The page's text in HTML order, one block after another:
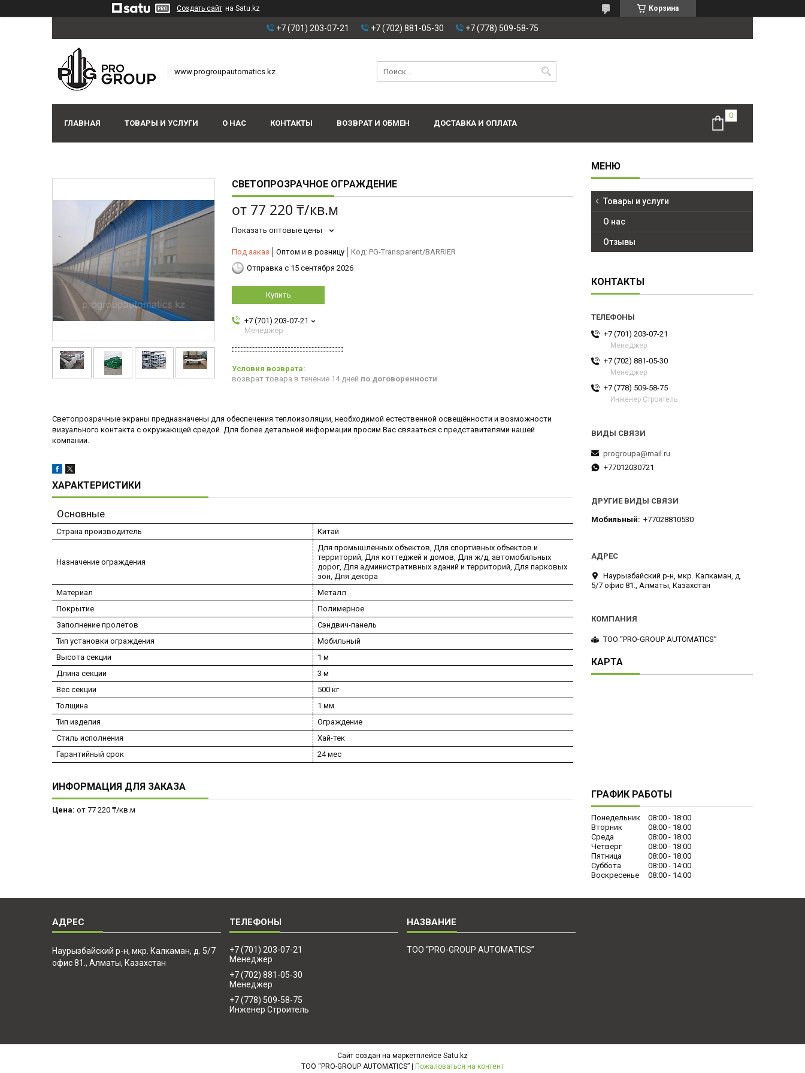
Создать сайт на Satu.kz Корзина
+7 (701) 203-07-21 +7 (702) 881-05-30 +7 (778) 509-58-75
www.progroupautomatics.kz
ГЛАВНАЯ ТОВАРЫ И УСЛУГИ О НАС КОНТАКТЫ ВОЗВРАТ И ОБМЕН ДОСТАВКА И ОПЛАТА
СВЕТОПРОЗРАЧНОЕ ОГРАЖДЕНИЕ
от 77 220 ₸/кв.м
Показать оптовые цены
Под заказ Оптом и в розницу Код: PG-Transparent/BARRIER
Отправка с 15 сентября 2026
Купить
+7 (701) 203-07-21
Менеджер
возврат товара в течение 14 дней по договоренности
Светопрозрачные экраны предназначены для обеспечения теплоизоляции, необходимой естественной освещённости и возможности
визуального контакта с окружающей средой. Для более детальной информации просим Вас связаться с представителями нашей
компании.
ХАРАКТЕРИСТИКИ
Основные
Страна производитель Китай
Назначение ограждения
Для промышленных объектов, Для спортивных объектов и
территорий, Для коттеджей и домов, Для ж/д, автомобильных
дорог, Для административных зданий и территорий, Для парковых
зон, Для декора
Материал
Металл
Покрытие
Полимерное
Заполнение пролетов
Сэндвич-панель
Тип установки ограждения
Мобильный
Высота секции
1 м
Длина секции
3 м
Вес секции
500 кг
Толщина
1 мм
Тип изделия
Ограждение
Стиль исполнения
Хай-тек
Гарантийный срок
24 мес
ИНФОРМАЦИЯ ДЛЯ ЗАКАЗА
Цена: от 77 220 ₸/кв.м
Товары и услуги
О нас
Отзывы
КОНТАКТЫ
+7 (701) 203-07-21
Менеджер
+7 (702) 881-05-30
Менеджер
+7 (778) 509-58-75
Инженер Строитель
progroupa@mail.ru
+77012030721
ДРУГИЕ ВИДЫ СВЯЗИ
Мобильный +77028810530
Наурызбайский р-н, мкр. Калкаман, д.
5/7 офис 81., Алматы, Казахстан
ТОО “PRO-GROUP AUTOMATICS”
КАРТА
ГРАФИК РАБОТЫ
Понедельник 08:00
18:00
Вторник
08:00
18:00
Среда
08:00
18:00
Четверг
08:00
18:00
Пятница
08:00
18:00
Суббота
08:00
14:00
Воскресенье
08:00 14:00
Наурызбайский р-н, мкр. Калкаман, д. 5/7
офис 81., Алматы, Казахстан
+7 (701) 203-07-21
Менеджер
+7 (702) 881-05-30
Менеджер
+7 (778) 509-58-75
Инженер Строитель
ТОО “PRO-GROUP AUTOMATICS”
Сайт создан на маркетплейсе Satu.kz
Пожаловаться на контент